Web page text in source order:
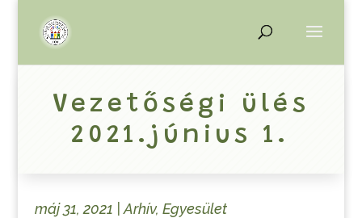
Vezetőségi ülés
2021.június 1.
máj 31, 2021 Arhív, Egyesület